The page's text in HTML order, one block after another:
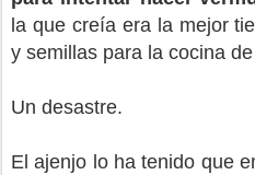
la que creía era la mejor
y semillas para la cocina
Un desastre.
El ajenjo lo ha tenido que